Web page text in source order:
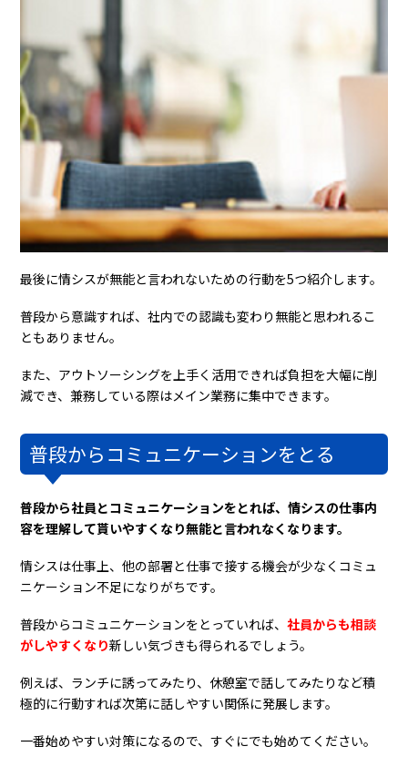
最後に情シスが無能と言われないための行動を5つ紹介します。
普段から意識すれば、社内での認識も変わり無能と思われるこ
ともありません。
また、アウトソーシングを上手く活用できれば負担を大幅に削
減でき、兼務している際はメイン業務に集中できます。
普段からコミュニケーションをとる
普段から社員とコミュニケーションをとれば、情シスの仕事内
容を理解して貰いやすくなり無能と言われなくなります。
情シスは仕事上、他の部署と仕事で接する機会が少なくコミュ
ニケーション不足になりがちです。
普段からコミュニケーションをとっていれば、社員からも相談
がしやすくなり新しい気づきも得られるでしょう。
例えば、ランチに誘ってみたり、休憩室で話してみたりなど積
極的に行動すれば次第に話しやすい関係に発展します。
一番始めやすい対策になるので、すぐにでも始めてください。